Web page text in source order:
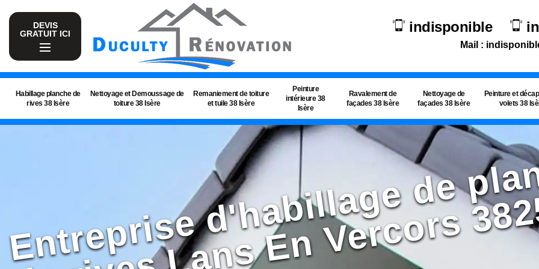
DEVIS
GRATUIT ICI
indisponible
Mail :
Habillage planche de
rives 38 Isère
Nettoyage et Demoussage de
toiture 38 Isère
Remaniement de toiture
et tuile 38 Isère
Peinture
intérieure 38
Isère
Ravalement de
façades 38 Isère
Nettoyage de
façades 38 Isère
Peinture et
volets 38